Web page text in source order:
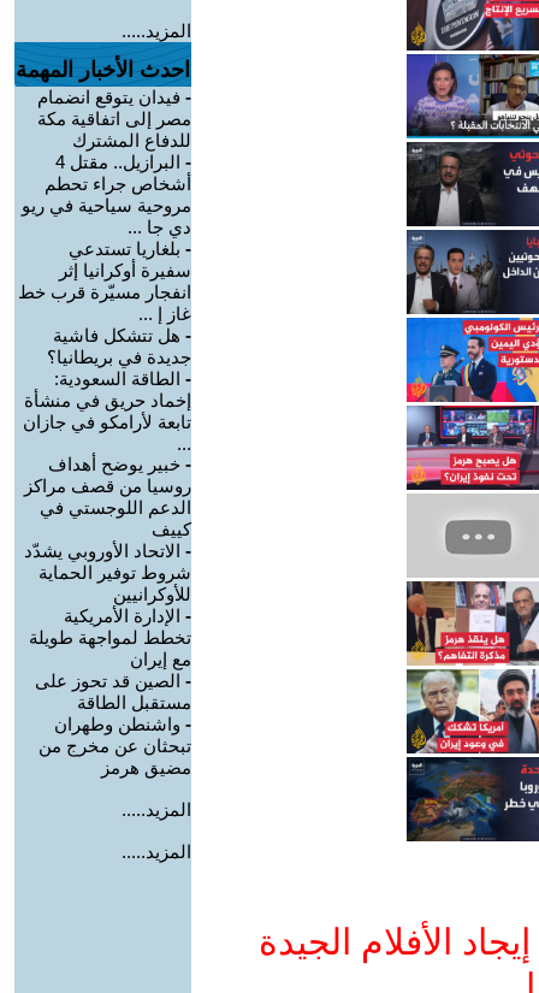
الأفلام الجيدة
المزيد.....
احدث الأخبار المهمة
- فيدان يتوقع انضمام
مصر إلى اتفاقية مكة
للدفاع المشترك
-
البرازيل.. مقتل 4
أشخاص جراء تحطم
مروحية سياحية في ريو
دي جا ...
- بلغاريا تستدعي
سفيرة أوكرانيا إثر
انفجار مسيّرة قرب خط
غاز إ ...
- هل تتشكل فاشية
جديدة في بريطانيا؟
- الطاقة السعودية:
إخماد حريق في منشأة
تابعة لأرامكو في جازان
...
- خبير يوضح أهداف
روسيا من قصف مراكز
الدعم اللوجستي في
كييف
- الاتحاد الأوروبي يشدّد
شروط توفير الحماية
للأوكرانيين
- الإدارة الأمريكية
تخطط لمواجهة طويلة
مع إيران
- الصين قد تحوز على
مستقبل الطاقة
- واشنطن وطهران
تبحثان عن مخرج من
مضيق هرمز
المزيد.....
المزيد.....